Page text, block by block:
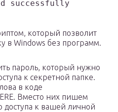
successfully
который позволит
в Windows без программ.
пароль, который нужно
к секретной папке.
в коде
Вместо них пишем
доступа к вашей личной